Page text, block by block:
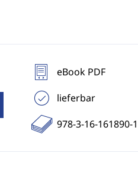
eBook PDF
lieferbar
978-3-16-161890-1